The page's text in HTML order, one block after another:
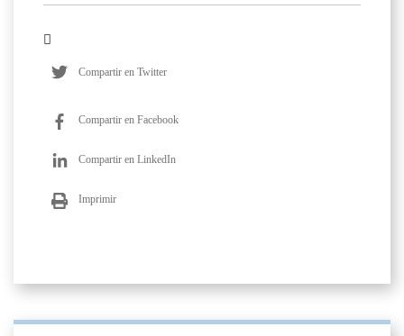
Compartir en Twitter
Compartir en Facebook
Compartir en LinkedIn
Imprimir